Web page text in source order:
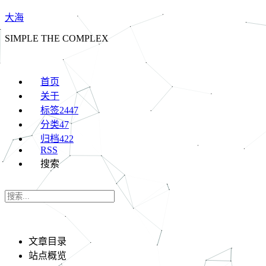
大海
SIMPLE THE COMPLEX
首页
关于
标签2447
分类47
归档422
RSS
搜索
文章目录
站点概览